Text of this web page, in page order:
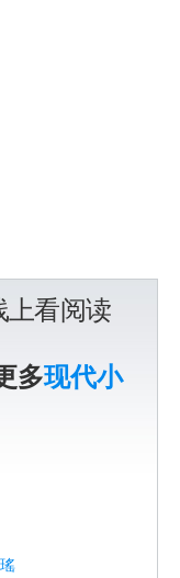
上看阅读
多现代小